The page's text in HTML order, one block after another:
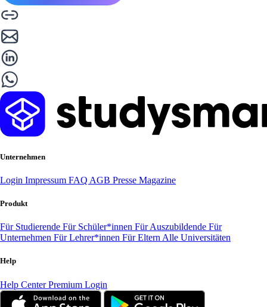
Unternehmen
Login Impressum FAQ AGB Presse Magazine
Produkt
Für Studierende Für Schüler*innen Für Auszubildende Für
Unternehmen Für Lehrer*innen Für Eltern Alle Universitäten
Help
Help CenterPremium Login